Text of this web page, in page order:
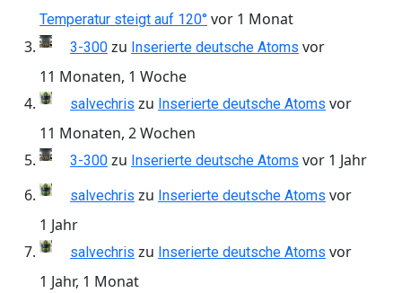
Temperatur steigt auf 120° vor 1 Monat
3-300 zu Inserierte deutsche Atoms vor
11 Monaten, 1 Woche
salvechris zu Inserierte deutsche Atoms vor
11 Monaten, 2 Wochen
3-300 zu Inserierte deutsche Atoms vor 1 Jahr
salvechris zu Inserierte deutsche Atoms vor
1 Jahr
salvechris zu Inserierte deutsche Atoms vor
1 Jahr, 1 Monat